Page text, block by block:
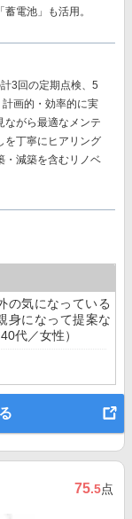
「蓄電池」 も活用。
3回の定期点検、 5
計画的・効率的に実
ながら最適なメンテ
を丁寧にヒアリング
・減築を含むリノベ
の気になっている
身になって提案な
代／女性）
75.5点